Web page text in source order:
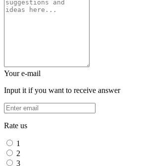
Your e-mail
Input it if you want to receive answer
Rate us
1
2
3